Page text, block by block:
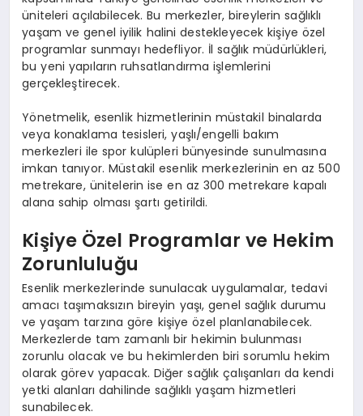
üniteleri açılabilecek. Bu merkezler, bireylerin sağlıklı
yaşam ve genel iyilik halini destekleyecek kişiye özel
programlar sunmayı hedefliyor. İl sağlık müdürlükleri,
bu yeni yapıların ruhsatlandırma işlemlerini
gerçekleştirecek.
Yönetmelik, esenlik hizmetlerinin müstakil binalarda
veya konaklama tesisleri, yaşlı/engelli bakım
merkezleri ile spor kulüpleri bünyesinde sunulmasına
imkan tanıyor. Müstakil esenlik merkezlerinin en az 500
metrekare, ünitelerin ise en az 300 metrekare kapalı
alana sahip olması şartı getirildi.
Kişiye Özel Programlar ve Hekim
Zorunluluğu
Esenlik merkezlerinde sunulacak uygulamalar, tedavi
amacı taşımaksızın bireyin yaşı, genel sağlık durumu
ve yaşam tarzına göre kişiye özel planlanabilecek.
Merkezlerde tam zamanlı bir hekimin bulunması
zorunlu olacak ve bu hekimlerden biri sorumlu hekim
olarak görev yapacak. Diğer sağlık çalışanları da kendi
yetki alanları dahilinde sağlıklı yaşam hizmetleri
sunabilecek.